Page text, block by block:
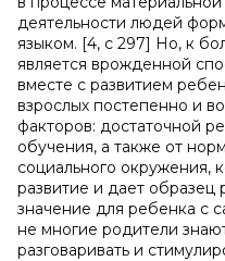
деятельности людей
языком. [4, с 297] Но, к
является врожденной
вместе с развитием
взрослых постепенно и
факторов: достаточной
обучения, а также от
социального окружения,
развитие и дает
значение для ребенка с
не многие родители
разговаривать и